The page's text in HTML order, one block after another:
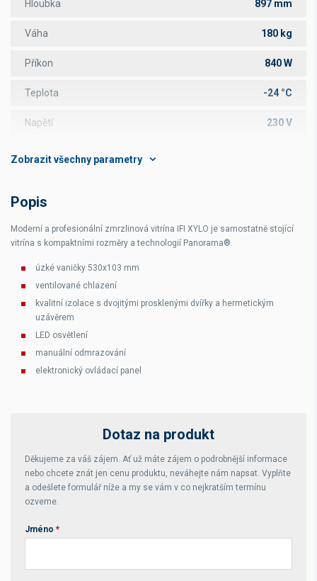
Hloubka 897 mm
Váha 180 kg
Příkon 840 W
Teplota -24 °C
Napětí 230 V
Popis
Moderní a profesionální zmrzlinová vitrína IFI XYLO je samostatně stojící
vitrína s kompaktními rozměry a technologií Panorama®.
úzké vaničky 530x103 mm
ventilované chlazení
kvalitní izolace s dvojitými prosklenými dvířky a hermetickým
uzávěrem
LED osvětlení
manuální odmrazování
elektronický ovládací panel
Dotaz na produkt
Děkujeme za váš zájem. Ať už máte zájem o podrobnější informace
nebo chcete znát jen cenu produktu, neváhejte nám napsat. Vyplňte
a odešlete formulář níže a my se vám v co nejkratším termínu
ozveme.
Jméno *